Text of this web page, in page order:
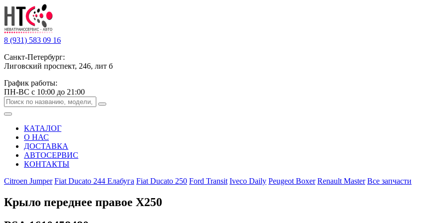
8 (931) 583 09 16
Санкт-Петербург:
Лиговский проспект, 246, лит б
График работы:
ПН-ВС с 10:00 до 21:00
КАТАЛОГ
О НАС
ДОСТАВКА
АВТОСЕРВИС
КОНТАКТЫ
Citroen Jumper Fiat Ducato 244 Елабуга Fiat Ducato 250 Ford Transit Iveco Daily Peugeot Boxer Renault Master Все запчасти
Крыло переднее правое X250